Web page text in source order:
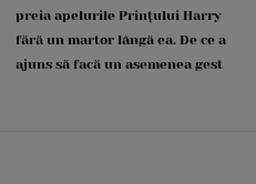
preia apelurile Prințului Harry
fără un martor lângă ea. De ce a
ajuns să facă un asemenea gest